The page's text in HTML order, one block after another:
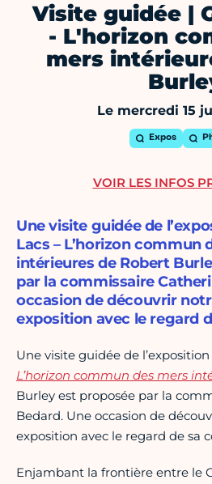
Visite guidée |
- L'horizon
mers
Le mercredi 15
Expos
Une visite guidée de
Lacs – L’horizon commun
intérieures de Robert
par la commissaire
occasion de découvrir
exposition avec le regard
Une visite guidée de l’exposition
L’horizon commun des mers
Burley est proposée par la
Bedard. Une occasion de
exposition avec le regard de sa
Enjambant la frontière entre le
VOIR LES INFOS